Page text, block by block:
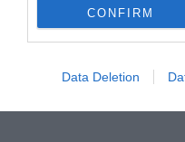
CONFIRM
Data Deletion
Ο Γιούρ κοντά στη Σεβίλλη,